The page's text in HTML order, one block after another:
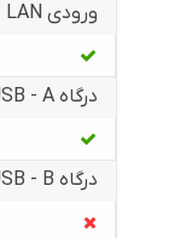
ورودی LAN
درگاه USB - A
درگاه USB - B